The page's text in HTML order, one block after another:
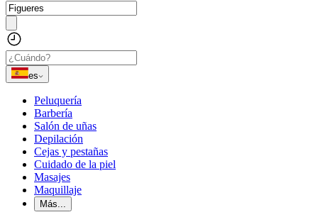
es
Peluquería
Barbería
Salón de uñas
Depilación
Cejas y pestañas
Cuidado de la piel
Masajes
Maquillaje
Más...